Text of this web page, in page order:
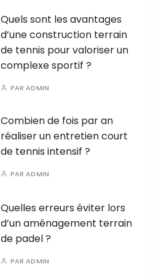
Quels sont les avantages
d’une construction terrain
de tennis pour valoriser un
complexe sportif ?
PARADMIN
Combien de fois par an
réaliser un entretien court
de tennis intensif ?
PARADMIN
Quelles erreurs éviter lors
d’un aménagement terrain
de padel ?
PARADMIN